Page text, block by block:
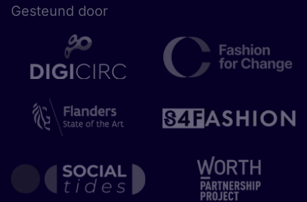
Gesteund door